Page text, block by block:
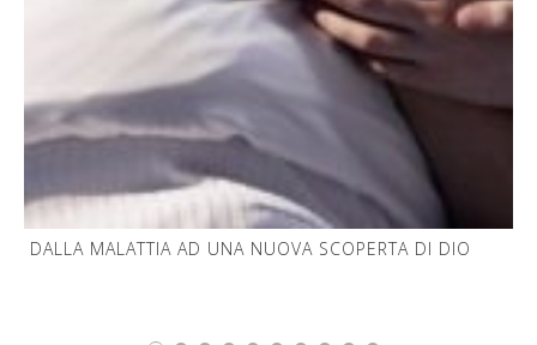
DALLA MALATTIA AD UNA NUOVA SCOPERTA DI DIO